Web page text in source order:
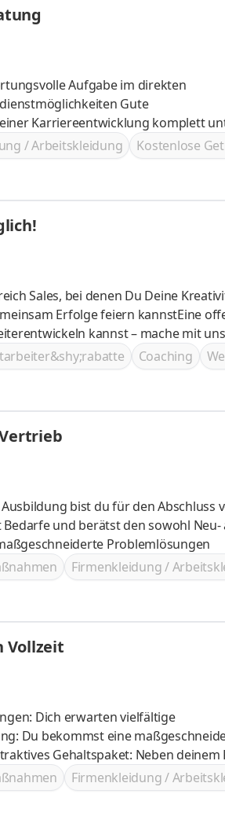
Aufgabe im direkten
Gute
Karriereentwicklung komplett
Vorkenntnisse bist du herzlich
/ Arbeitskleidung Kostenlose
Sales, bei denen Du Deine
Erfolge feiern kannstEine
kannst – mache mit uns
und MitarbeitereventsEin
Zusammenarbeit
Coaching
und berätst den sowohl Neu-
Problemlösungen
Firmenkleidung /
Vollzeit
Dich erwarten vielfältige
Du bekommst eine
Wertschätzung: Firmenkleidung /